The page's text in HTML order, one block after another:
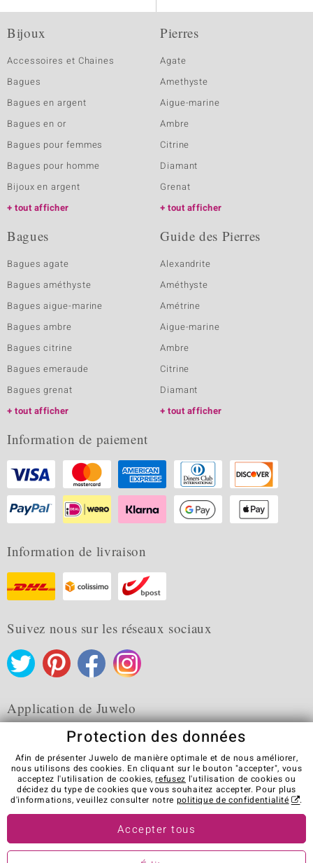
Bijoux
Accessoires et Chaines
Bagues
Bagues en argent
Bagues en or
Bagues pour femmes
Bagues pour homme
Bijoux en argent
tout afficher
Pierres
Agate
Amethyste
Aigue-marine
Ambre
Citrine
Diamant
Grenat
tout afficher
Bagues
Bagues agate
Bagues améthyste
Bagues aigue-marine
Bagues ambre
Bagues citrine
Bagues emeraude
Bagues grenat
tout afficher
Guide des Pierres
Alexandrite
Améthyste
Amétrine
Aigue-marine
Ambre
Citrine
Diamant
tout afficher
Information de paiement
Information de livraison
Suivez nous sur les réseaux sociaux
Application de Juwelo
CGV Protection des données
Cookies
Mentions légales
Contact
Révocation du contrat
Visit our stores in other countries:
Protection des données
Afin de présenter Juwelo de manière optimale et de nous améliorer,
nous utilisons des cookies. En cliquant sur le bouton "accepter", vous
acceptez l'utilisation de cookies,refusez l'utilisation de cookies ou
décidez du type de cookies que vous souhaitez accepter. Pour plus
d'informations, veuillez consulter notre politique de confidentialité .
Accepter tous